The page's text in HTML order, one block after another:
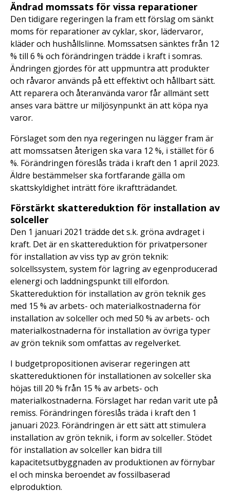
Ändrad momssats för vissa reparationer
Den tidigare regeringen la fram ett förslag om sänkt
moms för reparationer av cyklar, skor, lädervaror,
kläder och hushållslinne. Momssatsen sänktes från 12
% till 6 % och förändringen trädde i kraft i somras.
Ändringen gjordes för att uppmuntra att produkter
och råvaror används på ett effektivt och hållbart sätt.
Att reparera och återanvända varor får allmänt sett
anses vara bättre ur miljösynpunkt än att köpa nya
varor.
Förslaget som den nya regeringen nu lägger fram är
att momssatsen återigen ska vara 12 %, i stället för 6
%. Förändringen föreslås träda i kraft den 1 april 2023.
Äldre bestämmelser ska fortfarande gälla om
skattskyldighet inträtt före ikraftträdandet.
Förstärkt skattereduktion för installation av
solceller
Den 1 januari 2021 trädde det s.k. gröna avdraget i
kraft. Det är en skattereduktion för privatpersoner
för installation av viss typ av grön teknik:
solcellssystem, system för lagring av egenproducerad
elenergi och laddningspunkt till elfordon.
Skattereduktion för installation av grön teknik ges
med 15 % av arbets- och materialkostnaderna för
installation av solceller och med 50 % av arbets- och
materialkostnaderna för installation av övriga typer
av grön teknik som omfattas av regelverket.
I budgetpropositionen aviserar regeringen att
skattereduktionen för installationen av solceller ska
höjas till 20 % från 15 % av arbets- och
materialkostnaderna. Förslaget har redan varit ute på
remiss. Förändringen föreslås träda i kraft den 1
januari 2023. Förändringen är ett sätt att stimulera
installation av grön teknik, i form av solceller. Stödet
för installation av solceller kan bidra till
kapacitetsutbyggnaden av produktionen av förnybar
el och minska beroendet av fossilbaserad
elproduktion.